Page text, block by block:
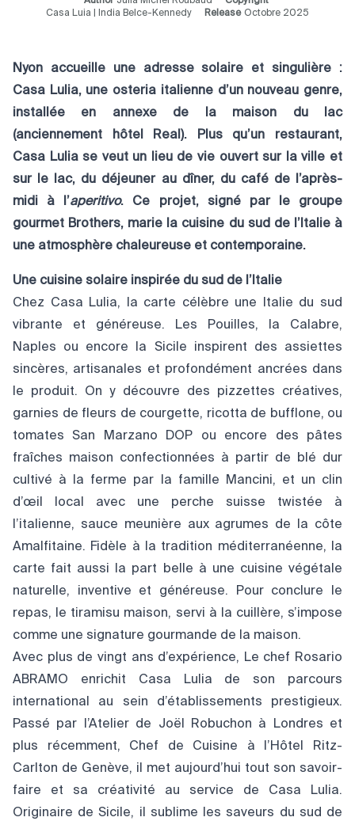
Casa Luia | India Belce-Kennedy
Release Octobre 2025
Nyon accueille une adresse solaire et singulière :
Casa Lulia, une osteria italienne d’un nouveau genre,
installée en annexe de la maison du lac
(anciennement hôtel Real). Plus qu’un restaurant,
Casa Lulia se veut un lieu de vie ouvert sur la ville et
sur le lac, du déjeuner au dîner, du café de l’après-
midi à l’aperitivo. Ce projet, signé par le groupe
gourmet Brothers, marie la cuisine du sud de l’Italie à
une atmosphère chaleureuse et contemporaine.
Une cuisine solaire inspirée du sud de l’Italie
Chez Casa Lulia, la carte célèbre une Italie du sud
vibrante et généreuse. Les Pouilles, la Calabre,
Naples ou encore la Sicile inspirent des assiettes
sincères, artisanales et profondément ancrées dans
le produit. On y découvre des pizzettes créatives,
garnies de fleurs de courgette, ricotta de bufflone, ou
tomates San Marzano DOP ou encore des pâtes
fraîches maison confectionnées à partir de blé dur
cultivé à la ferme par la famille Mancini, et un clin
d’œil local avec une perche suisse twistée à
l’italienne, sauce meunière aux agrumes de la côte
Amalfitaine. Fidèle à la tradition méditerranéenne, la
carte fait aussi la part belle à une cuisine végétale
naturelle, inventive et généreuse. Pour conclure le
repas, le tiramisu maison, servi à la cuillère, s’impose
comme une signature gourmande de la maison.
Avec plus de vingt ans d’expérience, Le chef Rosario
ABRAMO enrichit Casa Lulia de son parcours
international au sein d’établissements prestigieux.
Passé par l’Atelier de Joël Robuchon à Londres et
plus récemment, Chef de Cuisine à l’Hôtel Ritz-
Carlton de Genève, il met aujourd’hui tout son savoir-
faire et sa créativité au service de Casa Lulia.
Originaire de Sicile, il sublime les saveurs du sud de